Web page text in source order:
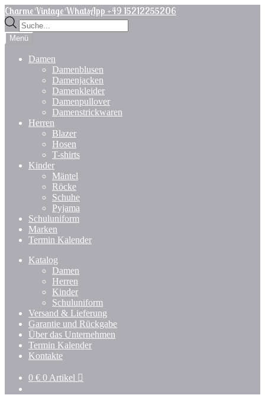
Zur
Navigation
springen
Zum
Inhalt
springen
Charme Vintage WhatsApp +49 15212255206
Products
search
Menü
Damen
Damenblusen
Damenjacken
Damenkleider
Damenpullover
Damenstrickwaren
Herren
Blazer
Hosen
T-shirts
Kinder
Mäntel
Röcke
Schuhe
Pyjama
Schuluniform
Marken
Termin Kalender
Katalog
Damen
Herren
Kinder
Schuluniform
Versand & Lieferung
Garantie und Rückgabe
Über das Unternehmen
Termin Kalender
Kontakte
0 € 0 Artikel